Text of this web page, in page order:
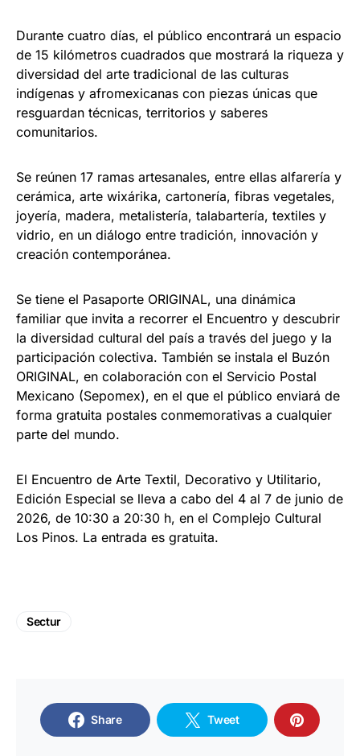
Durante cuatro días, el público encontrará un espacio
de 15 kilómetros cuadrados que mostrará la riqueza y
diversidad del arte tradicional de las culturas
indígenas y afromexicanas con piezas únicas que
resguardan técnicas, territorios y saberes
comunitarios.
Se reúnen 17 ramas artesanales, entre ellas alfarería y
cerámica, arte wixárika, cartonería, fibras vegetales,
joyería, madera, metalistería, talabartería, textiles y
vidrio, en un diálogo entre tradición, innovación y
creación contemporánea.
Se tiene el Pasaporte ORIGINAL, una dinámica
familiar que invita a recorrer el Encuentro y descubrir
la diversidad cultural del país a través del juego y la
participación colectiva. También se instala el Buzón
ORIGINAL, en colaboración con el Servicio Postal
Mexicano (Sepomex), en el que el público enviará de
forma gratuita postales conmemorativas a cualquier
parte del mundo.
El Encuentro de Arte Textil, Decorativo y Utilitario,
Edición Especial se lleva a cabo del 4 al 7 de junio de
2026, de 10:30 a 20:30 h, en el Complejo Cultural
Los Pinos. La entrada es gratuita.
Sectur
Share Tweet